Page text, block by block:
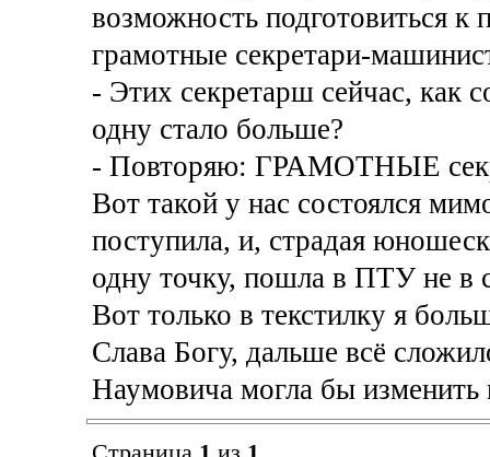
возможность подготовиться
грамотные секретари-
- Этих секретарш сейчас, как
одну стало больше?
- Повторяю: ГРАМОТНЫЕ
Вот такой у нас состоялся
поступила, и, страдая
одну точку, пошла в ПТУ не в
Вот только в текстилку я
Слава Богу, дальше всё
Наумовича могла бы